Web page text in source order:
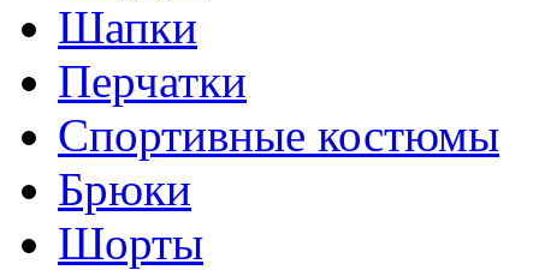
Шапки
Перчатки
Спортивные костюмы
Брюки
Шорты